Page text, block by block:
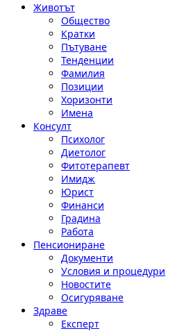
Животът
Общество
Кратки
Пътуване
Тенденции
Фамилия
Позиции
Хоризонти
Имена
Консулт
Психолог
Диетолог
Фитотерапевт
Имидж
Юрист
Финанси
Градина
Работа
Пенсиониране
Документи
Условия и процедури
Новостите
Осигуряване
Здраве
Експерт